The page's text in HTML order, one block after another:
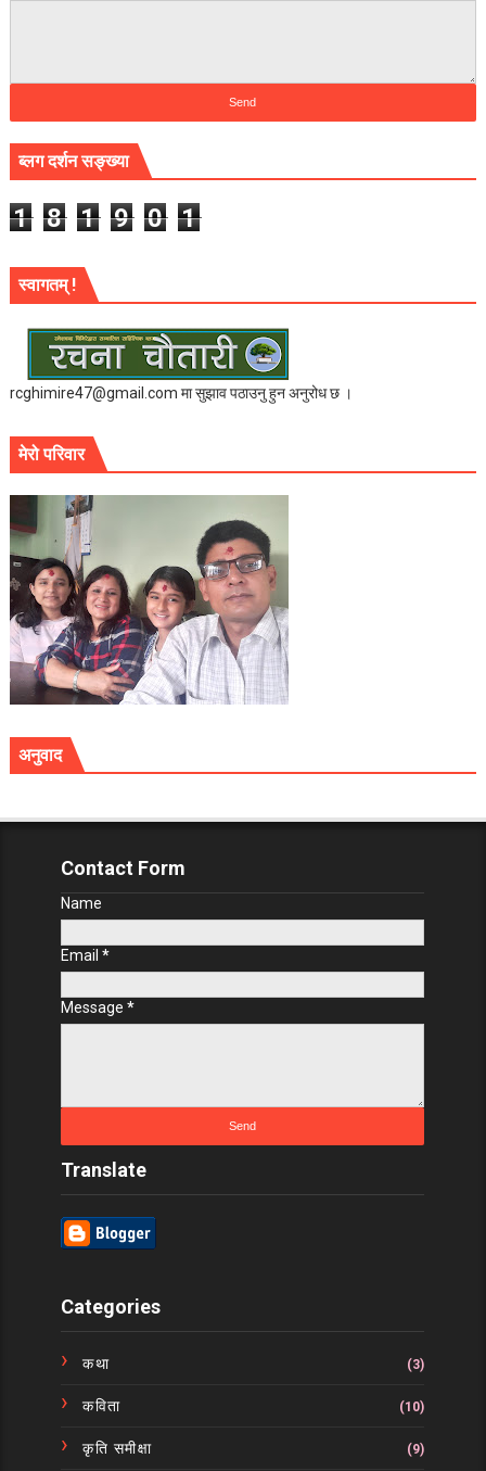
ब्लग दर्शन सङ्ख्या
1 8 1 9 0 1
स्वागतम् !
rcghimire47@gmail.com मा सुझाव पठाउनु हुन अनुरोध छ ।
मेरो परिवार
अनुवाद
Contact Form
Name
Email*
Message*
Translate
Categories
कथा (3)
कविता (10)
कृति समीक्षा (9)